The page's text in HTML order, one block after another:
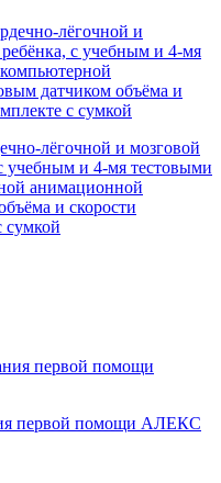
лёгочной и мозговой
учебным и 4-мя тестовыми
анимационной
и скорости
сумкой
первой помощи АЛЕКС